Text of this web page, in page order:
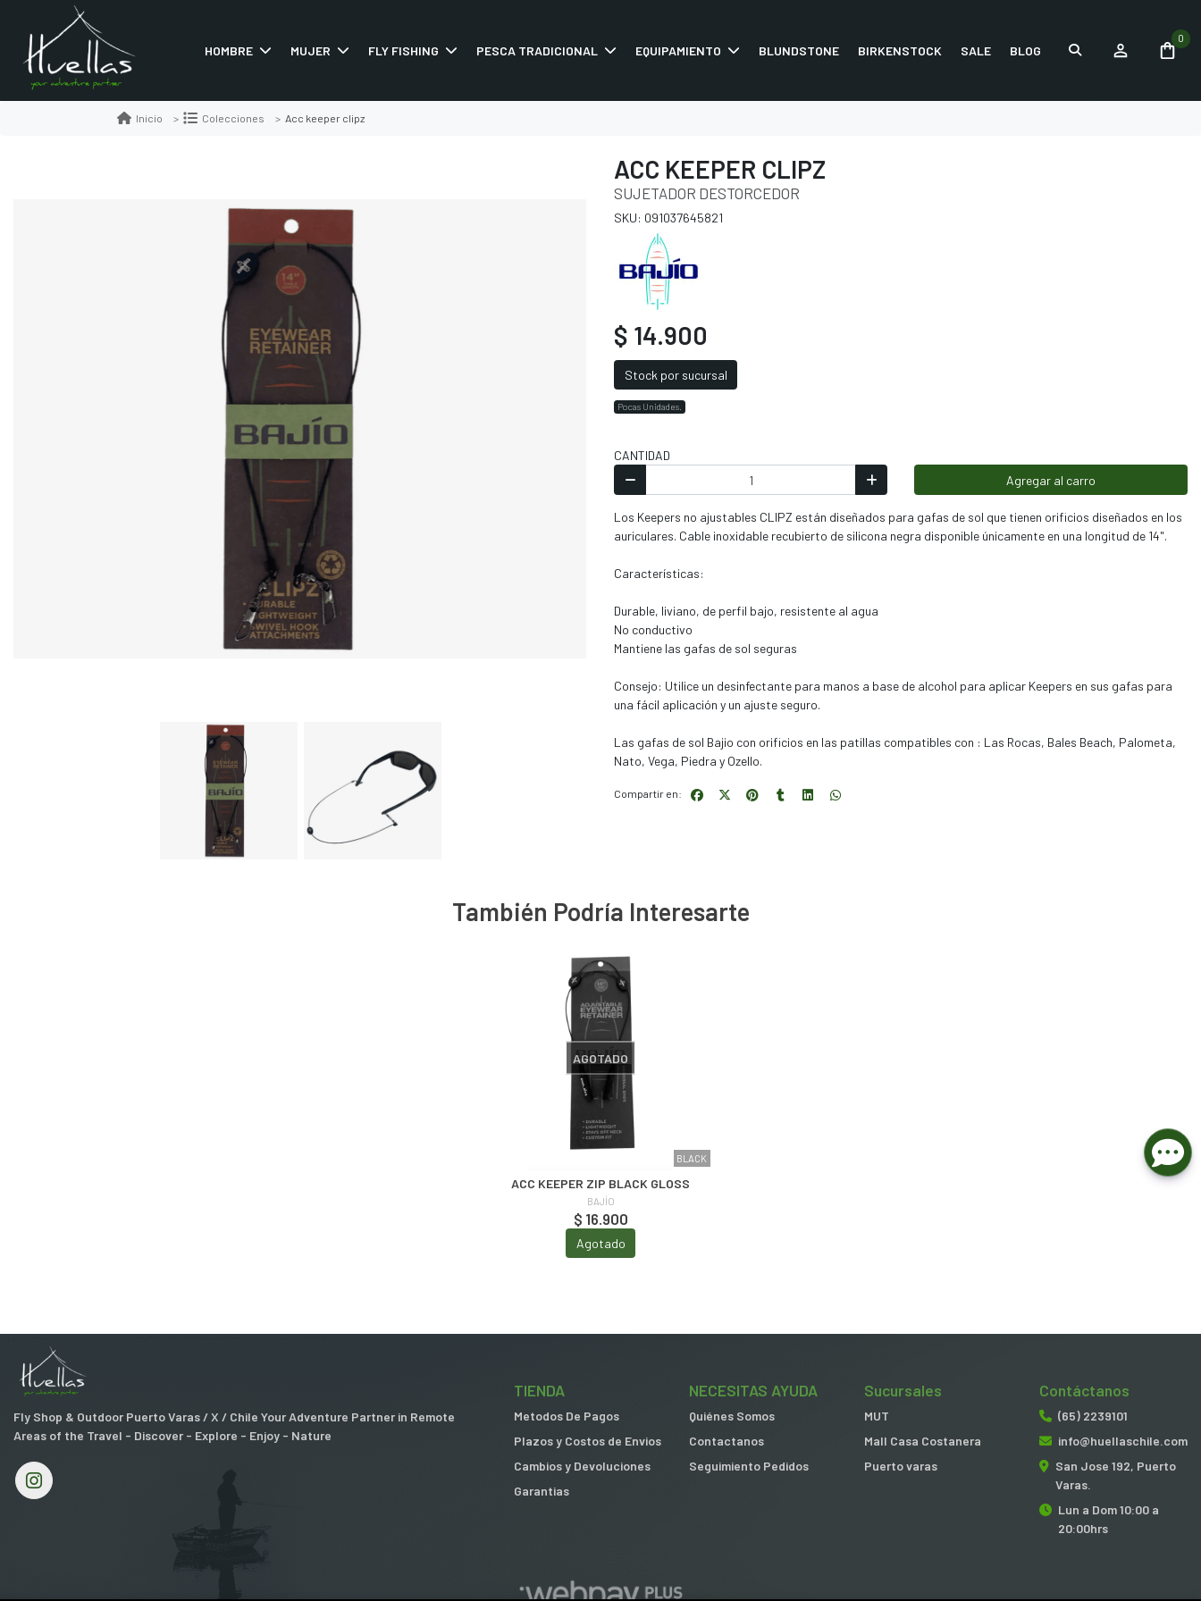
HOMBRE MUJER FLY FISHING PESCA TRADICIONAL EQUIPAMIENTO BLUNDSTONE BIRKENSTOCK SALE BLOG
0
Inicio Colecciones Acc keeper clipz
ACC KEEPER CLIPZ
SUJETADOR DESTORCEDOR
SKU: 091037645821
$ 14.900
Stock por sucursal
Pocas Unidades.
CANTIDAD
Agregar al carro
Los Keepers no ajustables CLIPZ están diseñados para gafas de sol que tienen orificios diseñados en los
auriculares. Cable inoxidable recubierto de silicona negra disponible únicamente en una longitud de 14".
Características:
Durable, liviano, de perfil bajo, resistente al agua
No conductivo
Mantiene las gafas de sol seguras
Consejo: Utilice un desinfectante para manos a base de alcohol para aplicar Keepers en sus gafas para
una fácil aplicación y un ajuste seguro.
Las gafas de sol Bajio con orificios en las patillas compatibles con : Las Rocas, Bales Beach, Palometa,
Nato, Vega, Piedra y Ozello.
Compartir en:
También Podría Interesarte
BLACK
AGOTADO
ACC KEEPER ZIP BLACK GLOSS
BAJÍO
$ 16.900
Agotado
Fly Shop & Outdoor Puerto Varas / X / Chile Your Adventure Partner in Remote
Areas of the Travel - Discover - Explore - Enjoy - Nature
TIENDA
Metodos De Pagos
Plazos y Costos de Envios
Cambios y Devoluciones
Garantias
NECESITAS AYUDA
Quiénes Somos
Contactanos
Seguimiento Pedidos
Sucursales
MUT
Mall Casa Costanera
Puerto varas
Contáctanos
(65) 2239101
info@huellaschile.com
San Jose 192, Puerto
Varas.
Lun a Dom 10:00 a
20:00hrs